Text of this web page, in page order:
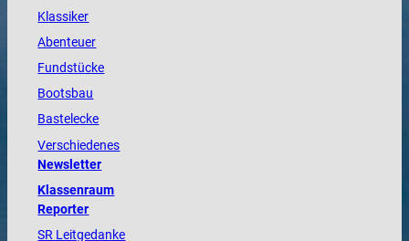
Klassiker
Abenteuer
Fundstücke
Bootsbau
Bastelecke
Verschiedenes
Newsletter
Klassenraum
Reporter
SR Leitgedanke